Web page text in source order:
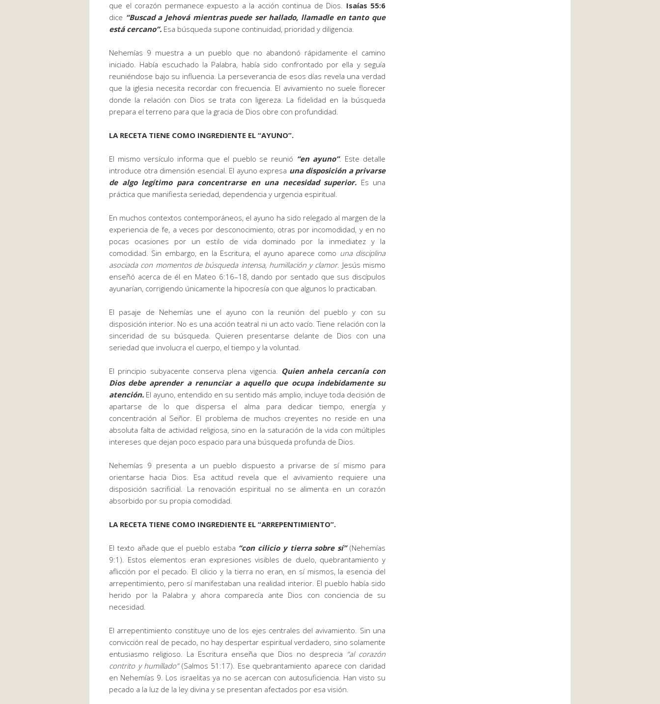
que el corazón permanece expuesto a la acción continua de Dios. Isaías 55:6
dice “Buscad a Jehová mientras puede ser hallado, llamadle en tanto que
está cercano”. Esa búsqueda supone continuidad, prioridad y diligencia.
Nehemías 9 muestra a un pueblo que no abandonó rápidamente el camino
iniciado. Había escuchado la Palabra, había sido confrontado por ella y seguía
reuniéndose bajo su influencia. La perseverancia de esos días revela una verdad
que la iglesia necesita recordar con frecuencia. El avivamiento no suele florecer
donde la relación con Dios se trata con ligereza. La fidelidad en la búsqueda
prepara el terreno para que la gracia de Dios obre con profundidad.
LA RECETA TIENE COMO INGREDIENTE EL “AYUNO”.
El mismo versículo informa que el pueblo se reunió “en ayuno”. Este detalle
introduce otra dimensión esencial. El ayuno expresa una disposición a privarse
de algo legítimo para concentrarse en una necesidad superior. Es una
práctica que manifiesta seriedad, dependencia y urgencia espiritual.
En muchos contextos contemporáneos, el ayuno ha sido relegado al margen de la
experiencia de fe, a veces por desconocimiento, otras por incomodidad, y en no
pocas ocasiones por un estilo de vida dominado por la inmediatez y la
comodidad. Sin embargo, en la Escritura, el ayuno aparece como una disciplina
asociada con momentos de búsqueda intensa, humillación y clamor. Jesús mismo
enseñó acerca de él en Mateo 6:16–18, dando por sentado que sus discípulos
ayunarían, corrigiendo únicamente la hipocresía con que algunos lo practicaban.
El pasaje de Nehemías une el ayuno con la reunión del pueblo y con su
disposición interior. No es una acción teatral ni un acto vacío. Tiene relación con la
sinceridad de su búsqueda. Quieren presentarse delante de Dios con una
seriedad que involucra el cuerpo, el tiempo y la voluntad.
El principio subyacente conserva plena vigencia. Quien anhela cercanía con
Dios debe aprender a renunciar a aquello que ocupa indebidamente su
atención. El ayuno, entendido en su sentido más amplio, incluye toda decisión de
apartarse de lo que dispersa el alma para dedicar tiempo, energía y
concentración al Señor. El problema de muchos creyentes no reside en una
absoluta falta de actividad religiosa, sino en la saturación de la vida con múltiples
intereses que dejan poco espacio para una búsqueda profunda de Dios.
Nehemías 9 presenta a un pueblo dispuesto a privarse de sí mismo para
orientarse hacia Dios. Esa actitud revela que el avivamiento requiere una
disposición sacrificial. La renovación espiritual no se alimenta en un corazón
absorbido por su propia comodidad.
LA RECETA TIENE COMO INGREDIENTE EL “ARREPENTIMIENTO”.
El texto añade que el pueblo estaba “con cilicio y tierra sobre sí”(Nehemías
9:1). Estos elementos eran expresiones visibles de duelo, quebrantamiento y
aflicción por el pecado. El cilicio y la tierra no eran, en sí mismos, la esencia del
arrepentimiento, pero sí manifestaban una realidad interior. El pueblo había sido
herido por la Palabra y ahora comparecía ante Dios con conciencia de su
necesidad.
El arrepentimiento constituye uno de los ejes centrales del avivamiento. Sin una
convicción real de pecado, no hay despertar espiritual verdadero, sino solamente
entusiasmo religioso. La Escritura enseña que Dios no desprecia “al corazón
contrito y humillado”(Salmos 51:17). Ese quebrantamiento aparece con claridad
en Nehemías 9. Los israelitas ya no se acercan con autosuficiencia. Han visto su
pecado a la luz de la ley divina y se presentan afectados por esa visión.